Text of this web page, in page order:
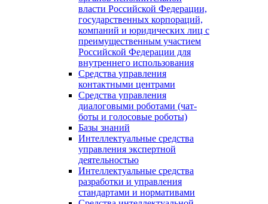
власти Российской Федерации,
государственных корпораций,
компаний и юридических лиц с
преимущественным участием
Российской Федерации для
внутреннего использования
Средства управления
контактными центрами
Средства управления
диалоговыми роботами (чат-
боты и голосовые роботы)
Базы знаний
Интеллектуальные средства
управления экспертной
деятельностью
Интеллектуальные средства
разработки и управления
стандартами и нормативами